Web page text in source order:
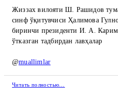
Жиззах вилояти Ш. Рашидов
синф ўқитувчиси Ҳалимова
биринчи президенти И. А.
ўтказган тадбирдан лавҳалар
@muallimlar
Читать полностью…